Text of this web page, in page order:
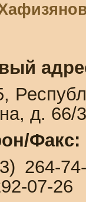
д. 66/
Факс:
264-
07-26